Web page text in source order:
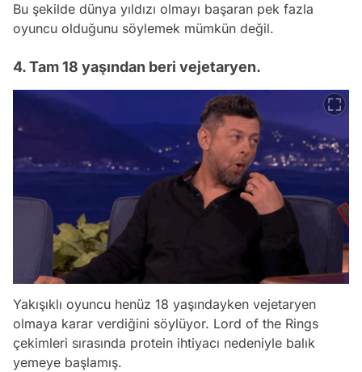
Bu şekilde dünya yıldızı olmayı başaran pek fazla
oyuncu olduğunu söylemek mümkün değil.
4. Tam 18 yaşından beri vejetaryen.
Yakışıklı oyuncu henüz 18 yaşındayken vejetaryen
olmaya karar verdiğini söylüyor. Lord of the Rings
çekimleri sırasında protein ihtiyacı nedeniyle balık
yemeye başlamış.